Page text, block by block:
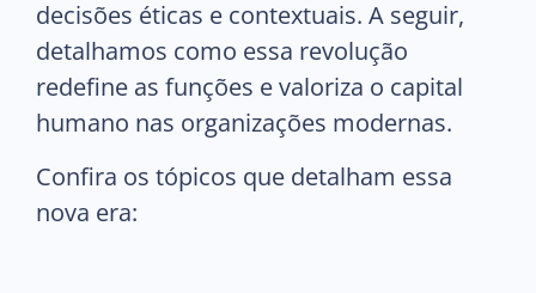
decisões éticas e contextuais. A seguir,
detalhamos como essa revolução
redefine as funções e valoriza o capital
humano nas organizações modernas.
Confira os tópicos que detalham essa
nova era: